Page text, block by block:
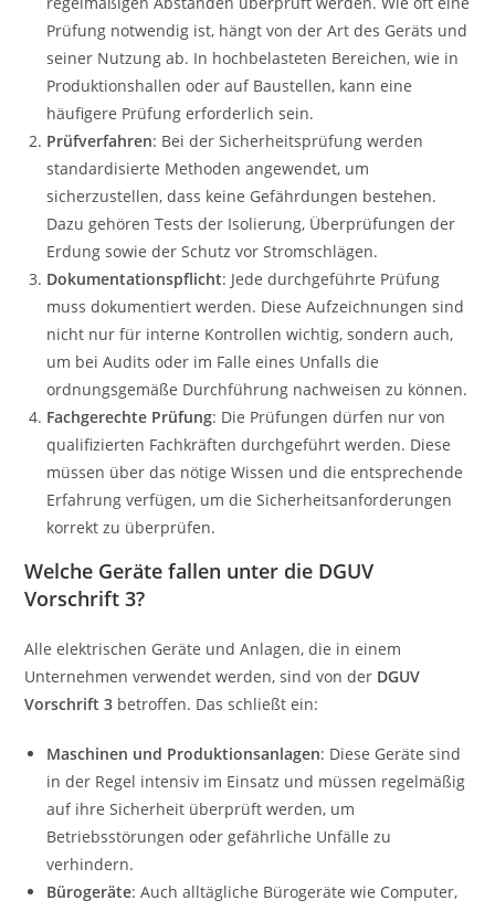
Prüfung notwendig ist, hängt von der Art des Geräts und
seiner Nutzung ab. In hochbelasteten Bereichen, wie in
Produktionshallen oder auf Baustellen, kann eine
häufigere Prüfung erforderlich sein.
Prüfverfahren: Bei der Sicherheitsprüfung werden
standardisierte Methoden angewendet, um
sicherzustellen, dass keine Gefährdungen bestehen.
Dazu gehören Tests der Isolierung, Überprüfungen der
Erdung sowie der Schutz vor Stromschlägen.
Dokumentationspflicht: Jede durchgeführte Prüfung
muss dokumentiert werden. Diese Aufzeichnungen sind
nicht nur für interne Kontrollen wichtig, sondern auch,
um bei Audits oder im Falle eines Unfalls die
ordnungsgemäße Durchführung nachweisen zu können.
Fachgerechte Prüfung: Die Prüfungen dürfen nur von
qualifizierten Fachkräften durchgeführt werden. Diese
müssen über das nötige Wissen und die entsprechende
Erfahrung verfügen, um die Sicherheitsanforderungen
korrekt zu überprüfen.
Welche Geräte fallen unter die DGUV
Vorschrift 3?
Alle elektrischen Geräte und Anlagen, die in einem
Unternehmen verwendet werden, sind von der DGUV
Vorschrift 3 betroffen. Das schließt ein:
Maschinen und Produktionsanlagen: Diese Geräte sind
in der Regel intensiv im Einsatz und müssen regelmäßig
auf ihre Sicherheit überprüft werden, um
Betriebsstörungen oder gefährliche Unfälle zu
verhindern.
Bürogeräte: Auch alltägliche Bürogeräte wie Computer,